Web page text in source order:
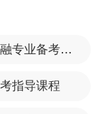
专业备考心得
指导课程